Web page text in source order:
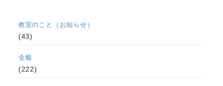
全般
(222)
教室のこと（お知らせ）
(43)